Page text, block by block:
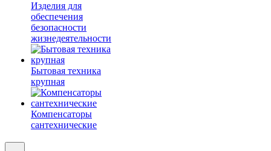
Изделия для
обеспечения
безопасности
жизнедеятельности
Бытовая техника
крупная
Компенсаторы
сантехнические